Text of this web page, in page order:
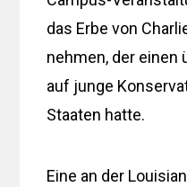
das Erbe von
nehmen, der einen
auf junge
Staaten hatte.
Eine an der